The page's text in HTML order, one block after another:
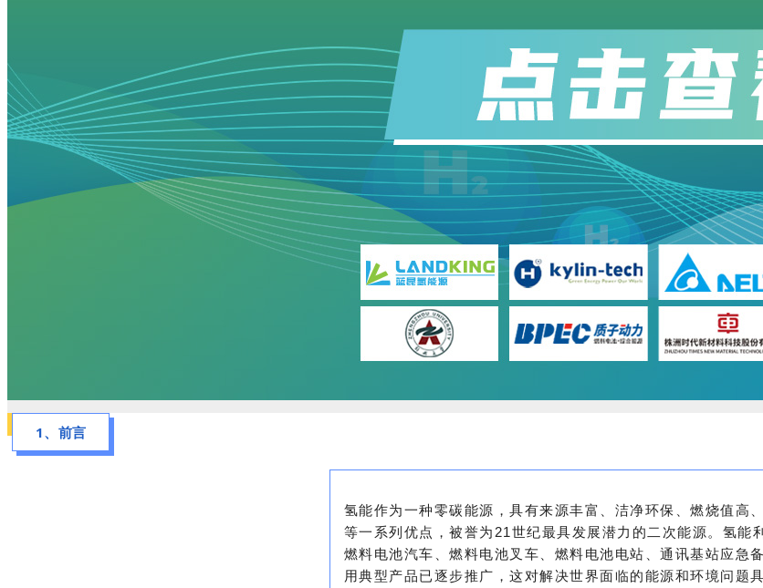
1、前言
氢能作为一种零碳能源，具有来源丰富、洁净环保、燃烧值高
等一系列优点，被誉为21世纪最具发展潜力的二次能源。氢能
燃料电池汽车、燃料电池叉车、燃料电池电站、通讯基站应急
用典型产品已逐步推广，这对解决世界面临的能源和环境问题